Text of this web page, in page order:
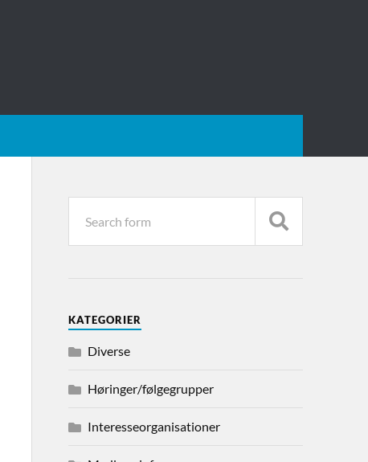
KATEGORIER
Diverse
Høringer/følgegrupper
Interesseorganisationer